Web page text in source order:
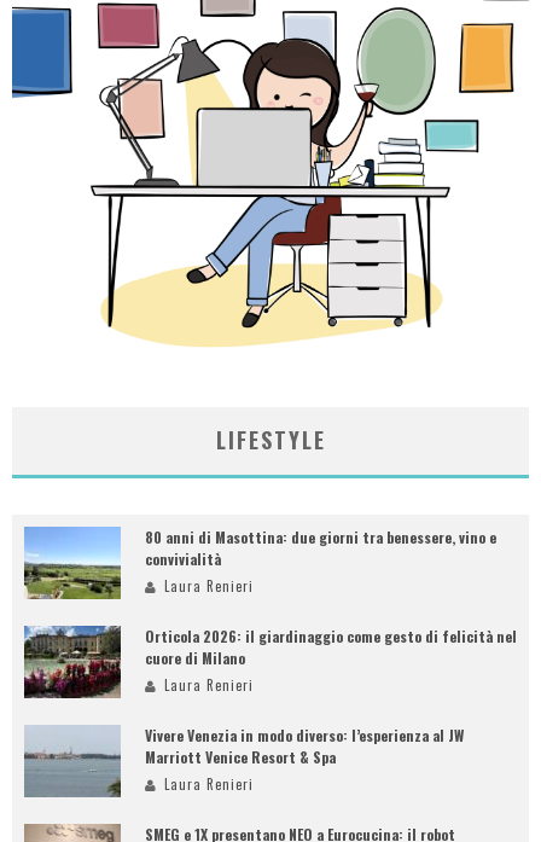
LIFESTYLE
80 anni di Masottina: due giorni tra benessere, vino e
convivialità
Laura Renieri
Orticola 2026: il giardinaggio come gesto di felicità nel
cuore di Milano
Laura Renieri
Vivere Venezia in modo diverso: l’esperienza al JW
Marriott Venice Resort & Spa
Laura Renieri
SMEG e 1X presentano NEO a Eurocucina: il robot